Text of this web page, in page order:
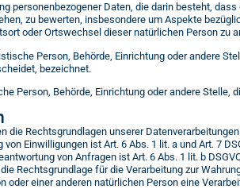
personenbezogener Daten, die darin besteht,
zu bewerten, insbesondere um Aspekte
oder Ortswechsel dieser natürlichen Person zu
Person, Behörde, Einrichtung oder andere
bezeichnet.
Person, Behörde, Einrichtung oder andere
die Rechtsgrundlagen unserer
Einwilligungen ist Art. 6 Abs. 1 lit. a und Art. 7
von Anfragen ist Art. 6 Abs. 1 lit. b
Rechtsgrundlage für die Verarbeitung zur
einer anderen natürlichen Person eine